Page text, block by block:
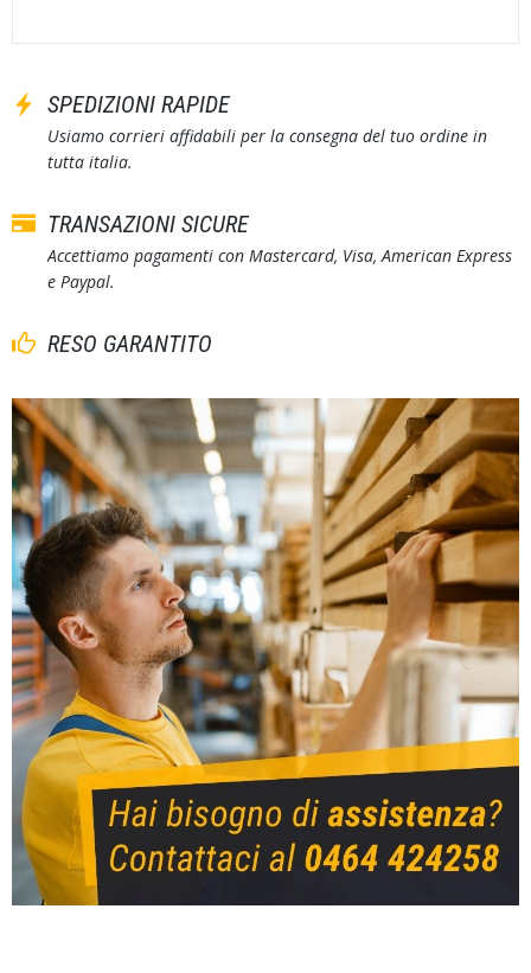
SPEDIZIONI RAPIDE
Usiamo corrieri affidabili per la consegna del tuo ordine in
tutta italia.
TRANSAZIONI SICURE
Accettiamo pagamenti con Mastercard, Visa, American Express
e Paypal.
RESO GARANTITO